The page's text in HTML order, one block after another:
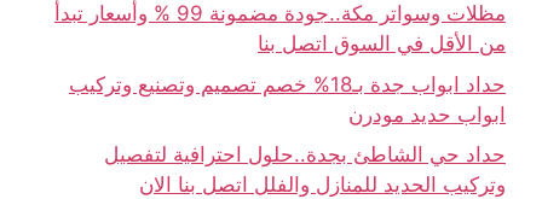
مظلات وسواتر مكة..جودة مضمونة 99 % وأسعار تبدأ
من الأقل في السوق اتصل بنا
حداد ابواب جدة بـ18% خصم تصميم وتصنيع وتركيب
ابواب حديد مودرن
حداد حي الشاطئ بجدة..حلول احترافية لتفصيل
وتركيب الحديد للمنازل والفلل اتصل بنا الان